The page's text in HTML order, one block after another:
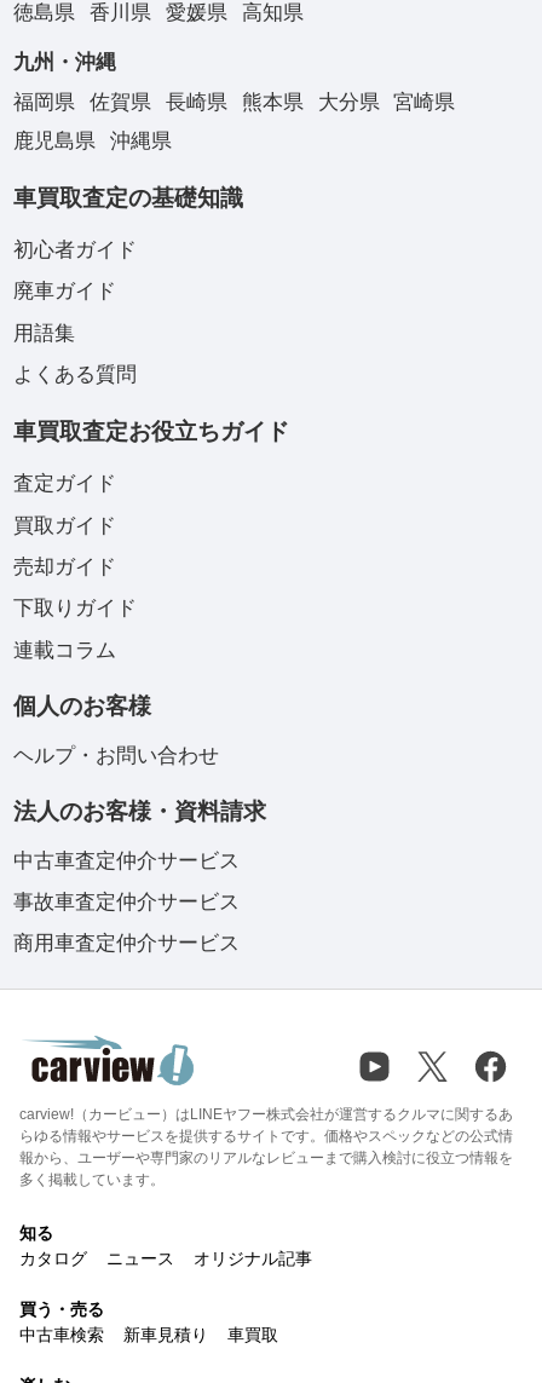
徳島県
香川県 愛媛県 高知県
九州・沖縄
福岡県
佐賀県 長崎県 熊本県 大分県
宮崎県
鹿児島県
沖縄県
車買取査定の基礎知識
初心者ガイド
廃車ガイド
用語集
よくある質問
車買取査定お役立ちガイド
査定ガイド
買取ガイド
売却ガイド
下取りガイド
連載コラム
個人のお客様
ヘルプ・お問い合わせ
法人のお客様・資料請求
中古車査定仲介サービス
事故車査定仲介サービス
商用車査定仲介サービス
carview!（カービュー）はLINEヤフー株式会社が運営するクルマに関するあ
らゆる情報やサービスを提供するサイトです。価格やスペックなどの公式情
報から、ユーザーや専門家のリアルなレビューまで購入検討に役立つ情報を
多く掲載しています。
知る
カタログ
ニュース オリジナル記事
買う・売る
中古車検索
新車見積り 車買取